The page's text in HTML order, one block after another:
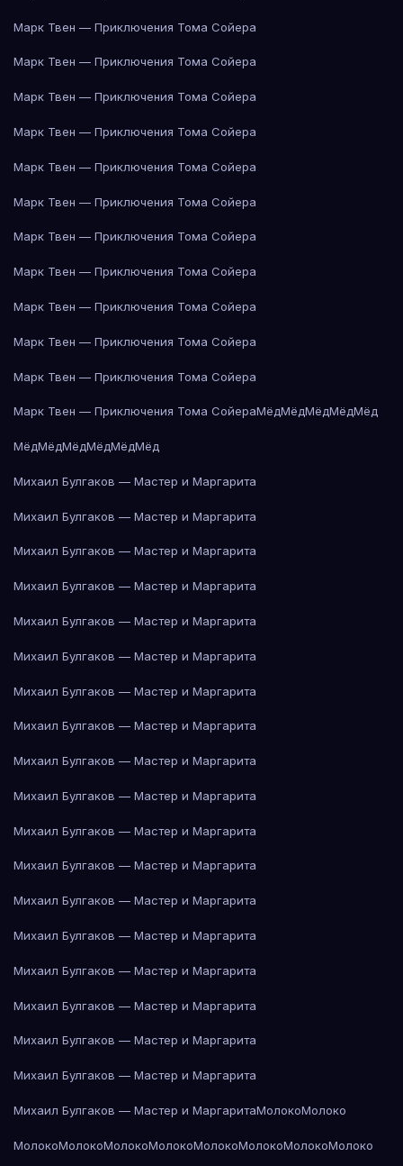
Марк Твен — Приключения Тома Сойера
Марк Твен — Приключения Тома Сойера
Марк Твен — Приключения Тома Сойера
Марк Твен — Приключения Тома Сойера
Марк Твен — Приключения Тома Сойера
Марк Твен — Приключения Тома Сойера
Марк Твен — Приключения Тома Сойера
Марк Твен — Приключения Тома Сойера
Марк Твен — Приключения Тома Сойера
Марк Твен — Приключения Тома Сойера
Марк Твен — Приключения Тома Сойера
Марк Твен — Приключения Тома СойераМёдМёдМёдМёдМёд
МёдМёдМёдМёдМёдМёд
Михаил Булгаков — Мастер и Маргарита
Михаил Булгаков — Мастер и Маргарита
Михаил Булгаков — Мастер и Маргарита
Михаил Булгаков — Мастер и Маргарита
Михаил Булгаков — Мастер и Маргарита
Михаил Булгаков — Мастер и Маргарита
Михаил Булгаков — Мастер и Маргарита
Михаил Булгаков — Мастер и Маргарита
Михаил Булгаков — Мастер и Маргарита
Михаил Булгаков — Мастер и Маргарита
Михаил Булгаков — Мастер и Маргарита
Михаил Булгаков — Мастер и Маргарита
Михаил Булгаков — Мастер и Маргарита
Михаил Булгаков — Мастер и Маргарита
Михаил Булгаков — Мастер и Маргарита
Михаил Булгаков — Мастер и Маргарита
Михаил Булгаков — Мастер и Маргарита
Михаил Булгаков — Мастер и Маргарита
Михаил Булгаков — Мастер и МаргаритаМолокоМолоко
МолокоМолокоМолокоМолокоМолокоМолокоМолокоМолоко